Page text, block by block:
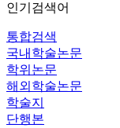
인기검색어
통합검색
국내학술논문
학위논문
해외학술논문
학술지
단행본